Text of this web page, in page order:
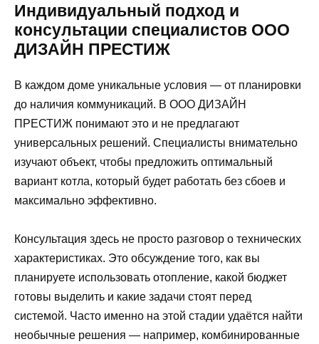
Индивидуальный подход и
консультации специалистов ООО
ДИЗАЙН ПРЕСТИЖ
В каждом доме уникальные условия — от планировки
до наличия коммуникаций. В ООО ДИЗАЙН
ПРЕСТИЖ понимают это и не предлагают
универсальных решений. Специалисты внимательно
изучают объект, чтобы предложить оптимальный
вариант котла, который будет работать без сбоев и
максимально эффективно.
Консультация здесь не просто разговор о технических
характеристиках. Это обсуждение того, как вы
планируете использовать отопление, какой бюджет
готовы выделить и какие задачи стоят перед
системой. Часто именно на этой стадии удаётся найти
необычные решения — например, комбинированные